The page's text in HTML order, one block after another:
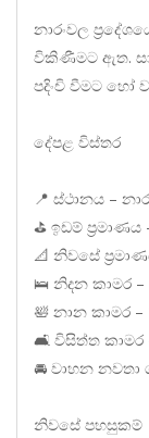
නාරංවල
විකිණීමට ඇත.
පදිංචි වීමට හෝ
දේපළ විස්තර
📍 ස්ථානය –
⛳ ඉඩම් ප්‍රමාණය
📐 නිවසේ
🛌 නිදන කාමර –
🛀 නාන කාමර –
🛋️ විසිත්ත කාමර
🚘 වාහන
නිවසේ පහසුකම්